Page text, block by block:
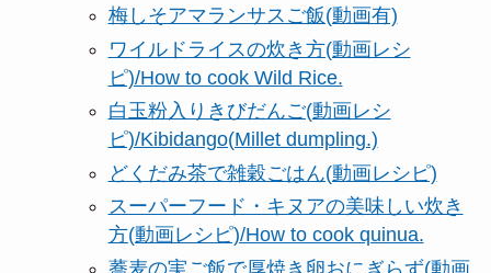
梅しそアマランサスご飯(動画有)
ワイルドライスの炊き方(動画レシ
ピ)/How to cook Wild Rice.
白玉粉入りきびだんご(動画レシ
ピ)/Kibidango(Millet dumpling.)
どくだみ茶で雑穀ごはん(動画レシピ)
スーパーフード・キヌアの美味しい炊き
方(動画レシピ)/How to cook quinua.
蕎麦の実ご飯で厚焼き卵おにぎらず(動画